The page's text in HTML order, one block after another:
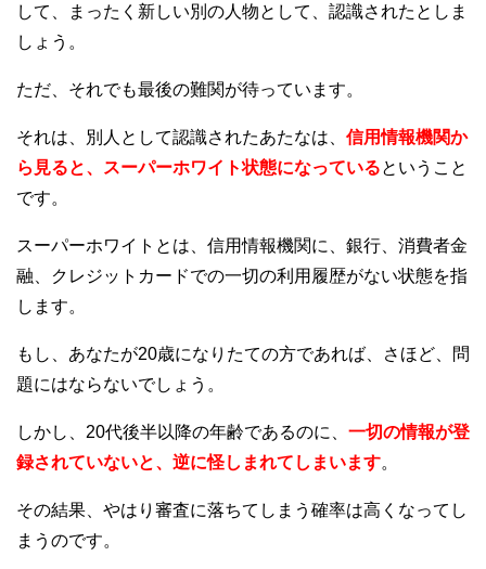
して、まったく新しい別の人物として、認識されたとしま
しょう。
ただ、それでも最後の難関が待っています。
それは、別人として認識されたあたなは、 信用情報機関か
ら見ると、スーパーホワイト状態になっているということ
です。
スーパーホワイトとは、信用情報機関に、銀行、消費者金
融、クレジットカードでの一切の利用履歴がない状態を指
します。
もし、あなたが20歳になりたての方であれば、さほど、問
題にはならないでしょう。
しかし、20代後半以降の年齢であるのに、 一切の情報が登
録されていないと、逆に怪しまれてしまいます。
その結果、やはり審査に落ちてしまう確率は高くなってし
まうのです。